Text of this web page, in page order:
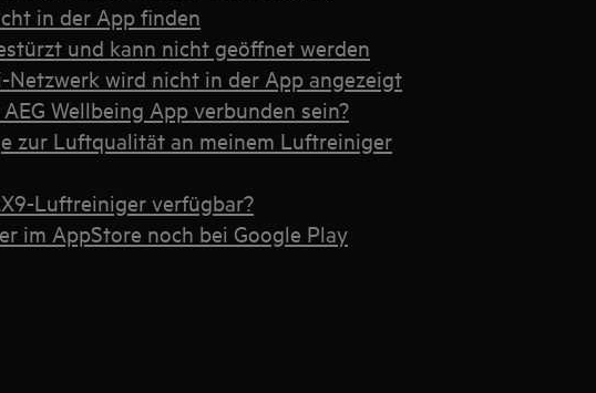
in der App finden
und kann nicht geöffnet werden
Netzwerk wird nicht in der App angezeigt
Wellbeing App verbunden sein?
zur Luftqualität an meinem Luftreiniger
Luftreiniger verfügbar?
im AppStore noch bei Google Play